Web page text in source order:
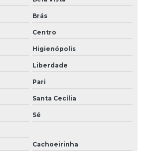
para eventos
para feiras e eventos
promocional
em sp
sp
Brás
Centro
Higienópolis
Liberdade
Pari
Santa Cecília
Sé
Cachoeirinha